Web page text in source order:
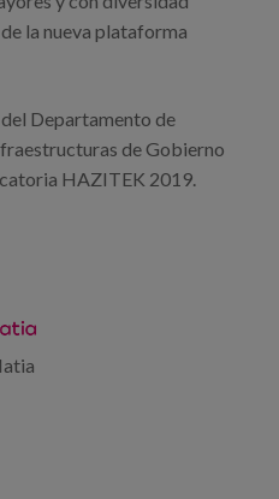
la nueva plataforma
Departamento de
de Gobierno
HAZITEK 2019.